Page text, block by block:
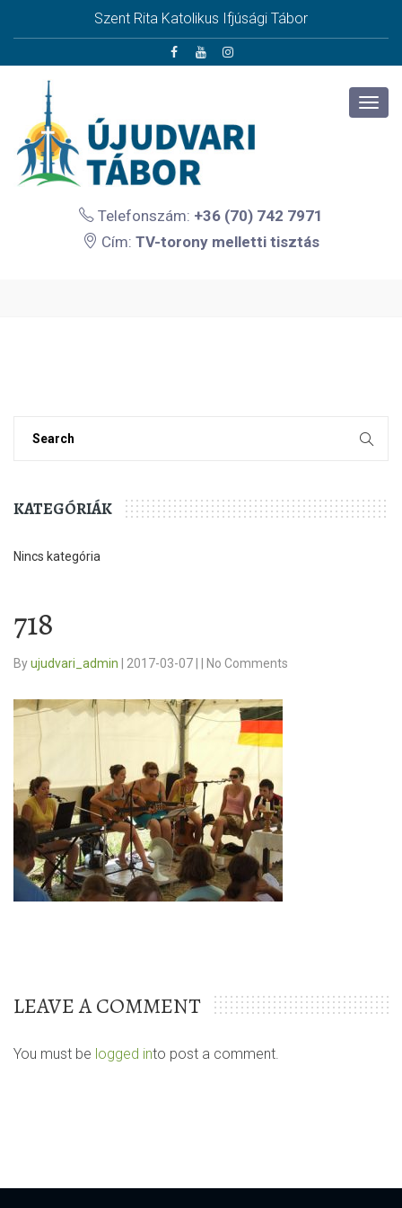
Szent Rita Katolikus Ifjúsági Tábor
Telefonszám: +36 (70) 742 7971
Cím: TV-torony melletti tisztás
KATEGÓRIÁK
Nincs kategória
718
Byujudvari_admin 2017-03-07 No Comments
LEAVE A COMMENT
You must be logged into post a comment.